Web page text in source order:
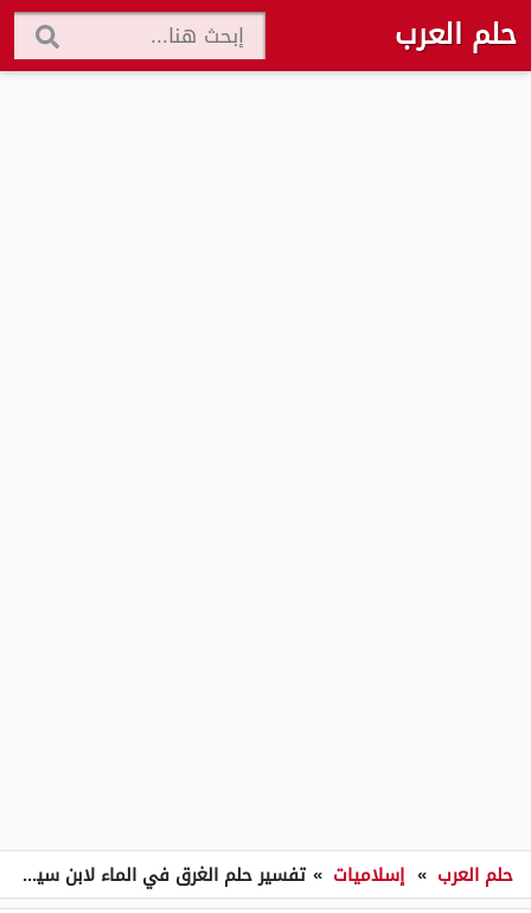
حلم العرب
حلم العرب » إسلاميات » تفسير حلم الغرق في الماء لابن سيرين